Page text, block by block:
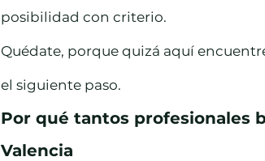
posibilidad con criterio.
Quédate, porque quizá aquí
el siguiente paso.
Por qué tantos profesionales
Valencia